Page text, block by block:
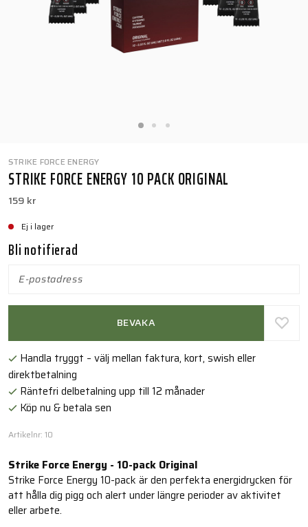
STRIKE FORCE ENERGY
STRIKE FORCE ENERGY 10 PACK ORIGINAL
159 kr
Ej i lager
Bli notifierad
BEVAKA
Handla tryggt – välj mellan faktura, kort, swish eller
direktbetalning
Räntefri delbetalning upp till 12 månader
Köp nu & betala sen
Artikelnr: 10
Strike Force Energy - 10-pack Original
Strike Force Energy 10-pack är den perfekta energidrycken för
att hålla dig pigg och alert under längre perioder av aktivitet
eller arbete.